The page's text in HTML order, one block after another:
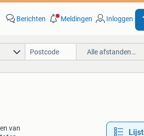
Berichten Meldingen Inloggen
Alle afstanden…
van
Lijst